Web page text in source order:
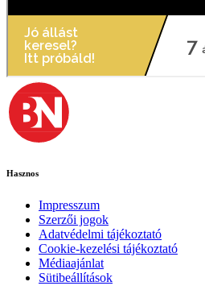
Hasznos
Impresszum
Szerzői jogok
Adatvédelmi tájékoztató
Cookie-kezelési tájékoztató
Médiaajánlat
Sütibeállítások